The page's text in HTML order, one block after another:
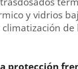
y vidrios